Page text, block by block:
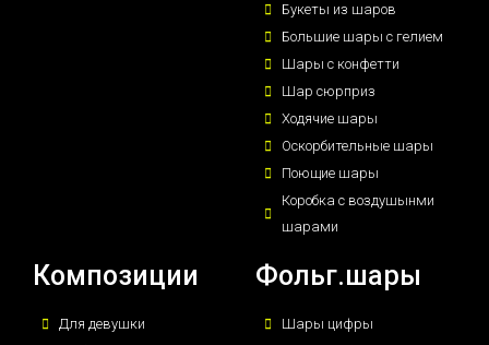
Букеты из шаров
Большие шары с гелием
Шары с конфетти
Шар сюрприз
Ходячие шары
Оскорбительные шары
Поющие шары
Коробка с воздушынми
шарами
Композиции
Для девушки
Фольг.шары
Шары цифры